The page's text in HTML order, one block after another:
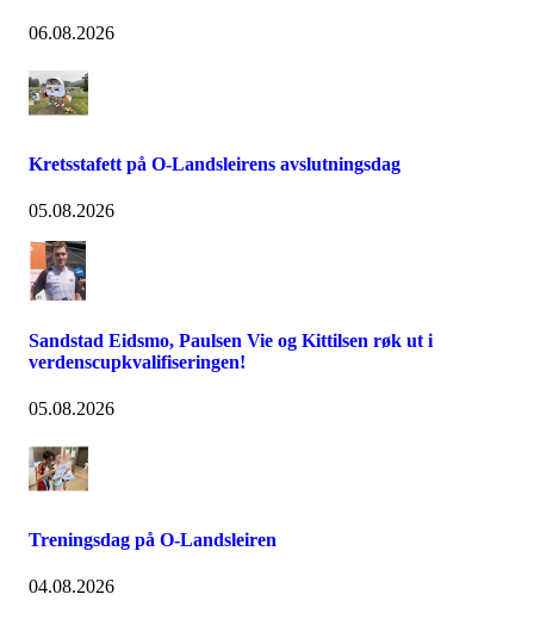
06.08.2026
Kretsstafett på O-Landsleirens avslutningsdag
05.08.2026
Sandstad Eidsmo, Paulsen Vie og Kittilsen røk ut i
verdenscupkvalifiseringen!
05.08.2026
Treningsdag på O-Landsleiren
04.08.2026